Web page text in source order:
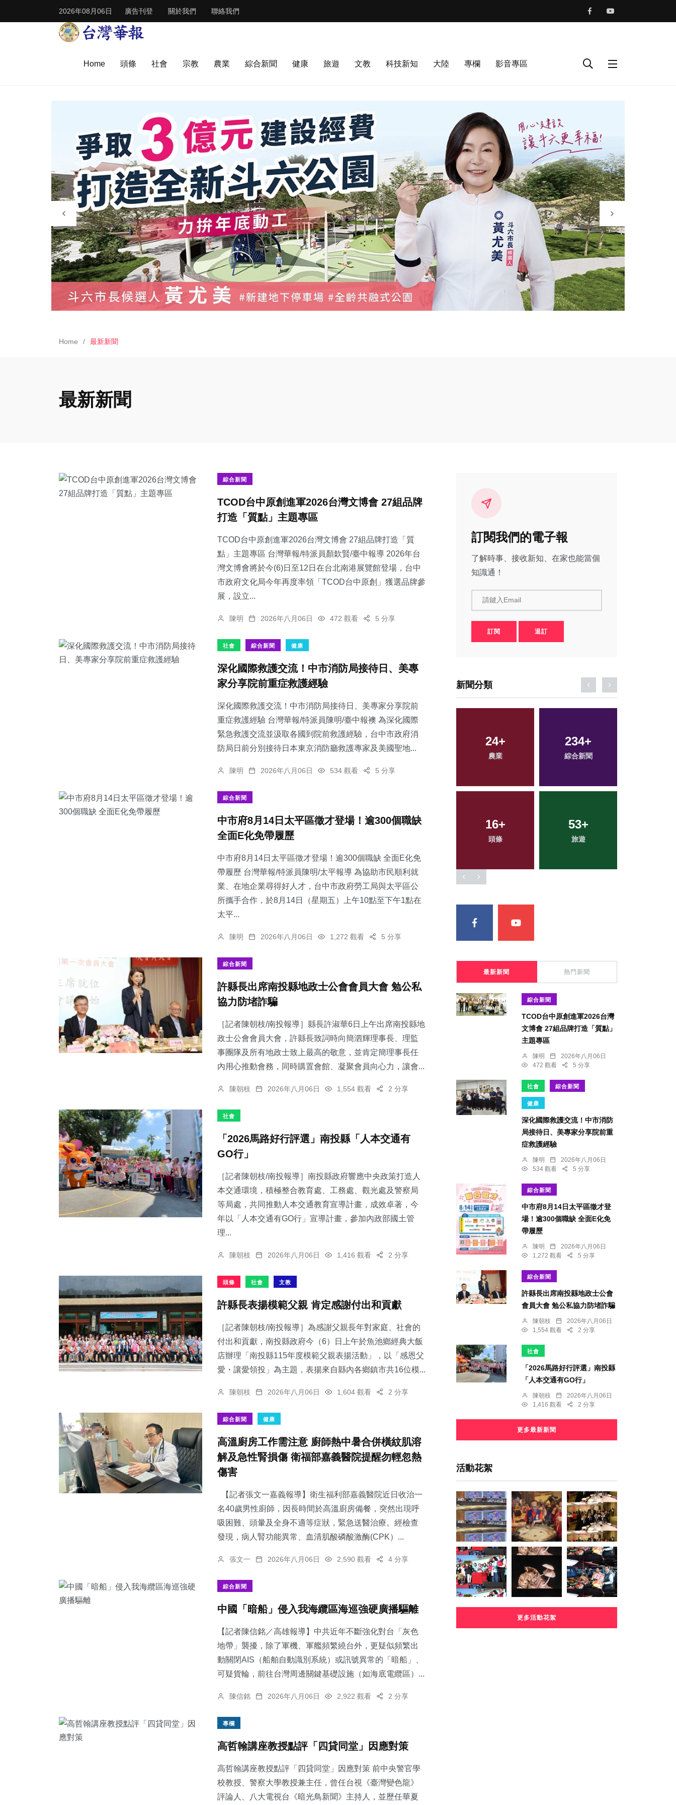
2026年08月06日 廣告刊登 關於我們 聯絡我們
Home 頭條 社會 宗教 農業 綜合新聞 健康 旅遊 文教 科技新知 大陸 專欄 影音專區
Home 最新新聞
最新新聞
綜合新聞
TCOD台中原創進軍2026台灣文博會 27組品牌
打造「質點」主題專區
TCOD台中原創進軍2026台灣文博會 27組品牌打造「質
點」主題專區 台灣華報/特派員顏欽賢/臺中報導 2026年台
灣文博會將於今(6)日至12日在台北南港展覽館登場，台中
市政府文化局今年再度率領「TCOD台中原創」獲選品牌參
展，設立...
陳明 2026年八月06日 472 觀看 5 分享
社會 綜合新聞 健康
深化國際救護交流！中市消防局接待日、美專
家分享院前重症救護經驗
深化國際救護交流！中市消防局接待日、美專家分享院前
重症救護經驗 台灣華報/特派員陳明/臺中報襖 為深化國際
緊急救護交流並汲取各國到院前救護經驗，台中市政府消
防局日前分別接待日本東京消防廳救護專家及美國聖地...
陳明 2026年八月06日 534 觀看 5 分享
綜合新聞
中市府8月14日太平區徵才登場！逾300個職缺
全面E化免帶履歷
中市府8月14日太平區徵才登場！逾300個職缺 全面E化免
帶履歷 台灣華報/特派員陳明/太平報導 為協助市民順利就
業、在地企業尋得好人才，台中市政府勞工局與太平區公
所攜手合作，於8月14日（星期五）上午10點至下午1點在
太平...
陳明 2026年八月06日 1,272 觀看 5 分享
綜合新聞
許縣長出席南投縣地政士公會會員大會 勉公私
協力防堵詐騙
［記者陳朝枝/南投報導］縣長許淑華6日上午出席南投縣地
政士公會會員大會，許縣長致詞時向簡泗輝理事長、理監
事團隊及所有地政士致上最高的敬意，並肯定簡理事長任
內用心推動會務，同時購置會館、凝聚會員向心力，讓會...
陳朝枝 2026年八月06日 1,554 觀看 2 分享
社會
「2026馬路好行評選」南投縣「人本交通有
GO行」
［記者陳朝枝/南投報導］南投縣政府響應中央政策打造人
本交通環境，積極整合教育處、工務處、觀光處及警察局
等局處，共同推動人本交通教育宣導計畫，成效卓著，今
年以「人本交通有GO行」宣導計畫，參加內政部國土管
理...
陳朝枝 2026年八月06日 1,416 觀看 2 分享
頭條 社會 文教
許縣長表揚模範父親 肯定感謝付出和貢獻
［記者陳朝枝/南投報導］為感謝父親長年對家庭、社會的
付出和貢獻，南投縣政府今（6）日上午於魚池鄉經典大飯
店辦理「南投縣115年度模範父親表揚活動」，以「感恩父
愛・讓愛領投」為主題，表揚來自縣內各鄉鎮市共16位模...
陳朝枝 2026年八月06日 1,604 觀看 2 分享
綜合新聞 健康
高溫廚房工作需注意 廚師熱中暑合併橫紋肌溶
解及急性腎損傷 衛福部嘉義醫院提醒勿輕忽熱
傷害
【記者張文一嘉義報導】衛生福利部嘉義醫院近日收治一
名40歲男性廚師，因長時間於高溫廚房備餐，突然出現呼
吸困難、頭暈及全身不適等症狀，緊急送醫治療。經檢查
發現，病人腎功能異常、血清肌酸磷酸激酶(CPK）...
張文一 2026年八月06日 2,590 觀看 4 分享
綜合新聞
中國「暗船」侵入我海纜區海巡強硬廣播驅離
【記者陳信銘／高雄報導】中共近年不斷強化對台「灰色
地帶」襲擾，除了軍機、軍艦頻繁繞台外，更疑似頻繁出
動關閉AIS（船舶自動識別系統）或訊號異常的「暗船」、
可疑貨輪，前往台灣周邊關鍵基礎設施（如海底電纜區）...
陳信銘 2026年八月06日 2,922 觀看 2 分享
專欄
高哲翰講座教授點評「四貸同堂」因應對策
高哲翰講座教授點評「四貸同堂」因應對策 前中央警官學
校教授、警察大學教授兼主任，曾任台視《臺灣變色龍》
評論人、八大電視台《暗光鳥新聞》主持人，並歷任華夏
訂閱我們的電子報
了解時事、接收新知、在家也能當個
知識通！
請鍵入Email
訂閱 退訂
新聞分類
21+ 24+ 234
16+ 53+
76+
文教
69+
健康
38+
專欄
130+
社會
最新新聞 熱門新聞
綜合新聞
TCOD台中原創進軍2026台灣
文博會 27組品牌打造「質點」
主題專區
陳明
2026年八月06日
472 觀看
5 分享
社會 綜合新聞
健康
深化國際救護交流！中市消防
局接待日、美專家分享院前重
症救護經驗
陳明
2026年八月06日
534 觀看
5 分享
綜合新聞
中市府8月14日太平區徵才登
場！逾300個職缺 全面E化免
帶履歷
陳明
2026年八月06日
1,272 觀看
5 分享
綜合新聞
許縣長出席南投縣地政士公會
會員大會 勉公私協力防堵詐騙
陳朝枝
2026年八月06日
1,554 觀看
2 分享
社會
「2026馬路好行評選」南投縣
「人本交通有GO行」
陳朝枝
2026年八月06日
1,416 觀看
2 分享
更多最新新聞
活動花絮
更多活動花絮